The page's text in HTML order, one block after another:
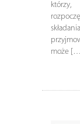
może […]